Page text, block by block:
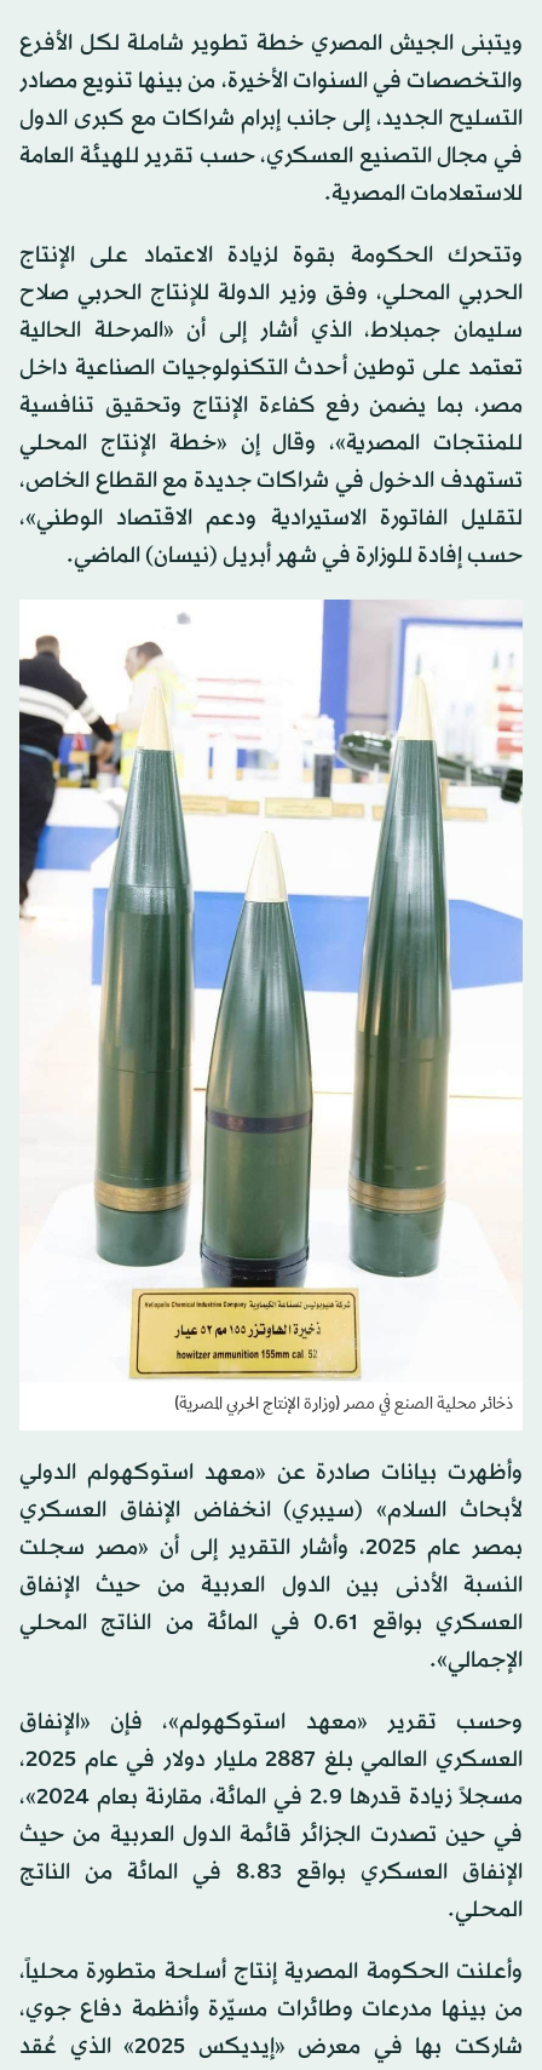
ويتبنى الجيش المصري خطة تطوير شاملة لكل الأفرع
والتخصصات في السنوات الأخيرة، من بينها تنويع مصادر
التسليح الجديد، إلى جانب إبرام شراكات مع كبرى الدول
في مجال التصنيع العسكري، حسب تقرير للهيئة العامة
للاستعلامات المصرية.
وتتحرك الحكومة بقوة لزيادة الاعتماد على الإنتاج
الحربي المحلي، وفق وزير الدولة للإنتاج الحربي صلاح
سليمان جمبلاط، الذي أشار إلى أن «المرحلة الحالية
تعتمد على توطين أحدث التكنولوجيات الصناعية داخل
مصر، بما يضمن رفع كفاءة الإنتاج وتحقيق تنافسية
للمنتجات المصرية»، وقال إن «خطة الإنتاج المحلي
تستهدف الدخول في شراكات جديدة مع القطاع الخاص،
لتقليل الفاتورة الاستيرادية ودعم الاقتصاد الوطني»،
حسب إفادة للوزارة في شهر أبريل (نيسان) الماضي.
ذخائر محلية الصنع في مصر (وزارة الإنتاج الحربي المصرية)
وأظهرت بيانات صادرة عن «معهد استوكهولم الدولي
لأبحاث السلام» (سيبري) انخفاض الإنفاق العسكري
بمصر عام 2025، وأشار التقرير إلى أن «مصر سجلت
النسبة الأدنى بين الدول العربية من حيث الإنفاق
العسكري بواقع 0.61 في المائة من الناتج المحلي
الإجمالي».
وحسب تقرير «معهد استوكهولم»، فإن «الإنفاق
العسكري العالمي بلغ 2887 مليار دولار في عام 2025،
مسجلاً زيادة قدرها 2.9 في المائة، مقارنة بعام 2024»،
في حين تصدرت الجزائر قائمة الدول العربية من حيث
الإنفاق العسكري بواقع 8.83 في المائة من الناتج
المحلي.
وأعلنت الحكومة المصرية إنتاج أسلحة متطورة محلياً،
من بينها مدرعات وطائرات مسيّرة وأنظمة دفاع جوي،
شاركت بها في معرض «إيديكس 2025» الذي عُقد